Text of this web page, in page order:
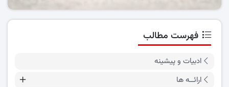
فهرست مطالب
ادبیات و پیشینه
ارائــه ها